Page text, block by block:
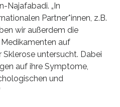
Najafabadi. „In
Partner*innen, z.B.
wir außerdem die
auf
untersucht. Dabei
auf ihre Symptome,
und